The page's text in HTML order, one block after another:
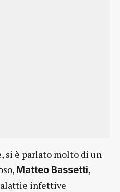
si è parlato molto di un
Matteo Bassetti,
infettive